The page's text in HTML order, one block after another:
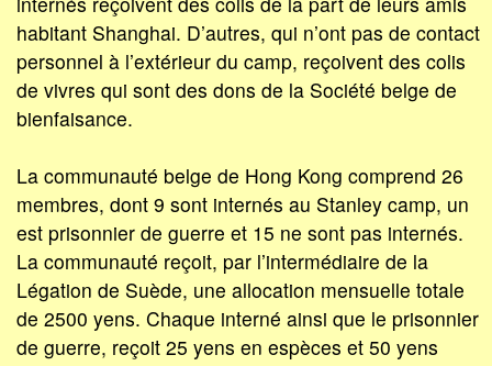
habitant Shanghai. D’autres, qui n’ont pas de contact
personnel à l’extérieur du camp, reçoivent des colis
de vivres qui sont des dons de la Société belge de
bienfaisance.
La communauté belge de Hong Kong comprend 26
membres, dont 9 sont internés au Stanley camp, un
est prisonnier de guerre et 15 ne sont pas internés.
La communauté reçoit, par l’intermédiaire de la
Légation de Suède, une allocation mensuelle totale
de 2500 yens. Chaque interné ainsi que le prisonnier
de guerre, reçoit 25 yens en espèces et 50 yens